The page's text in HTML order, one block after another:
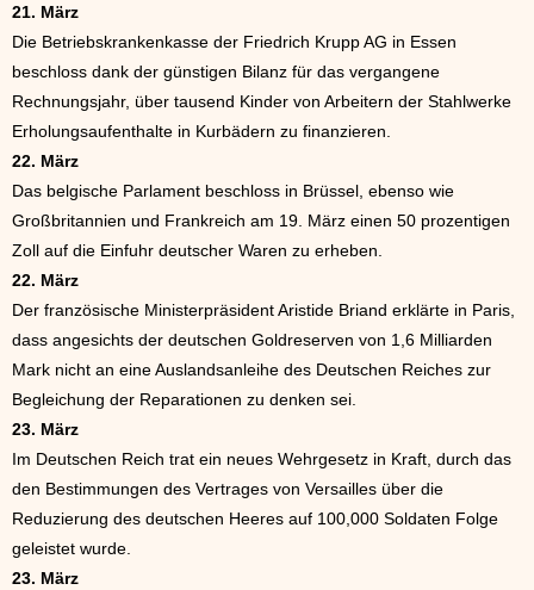
21. März
Die Betriebskrankenkasse der Friedrich Krupp AG in Essen
beschloss dank der günstigen Bilanz für das vergangene
Rechnungsjahr, über tausend Kinder von Arbeitern der Stahlwerke
Erholungsaufenthalte in Kurbädern zu finanzieren.
22. März
Das belgische Parlament beschloss in Brüssel, ebenso wie
Großbritannien und Frankreich am 19. März einen 50 prozentigen
Zoll auf die Einfuhr deutscher Waren zu erheben.
22. März
Der französische Ministerpräsident Aristide Briand erklärte in Paris,
dass angesichts der deutschen Goldreserven von 1,6 Milliarden
Mark nicht an eine Auslandsanleihe des Deutschen Reiches zur
Begleichung der Reparationen zu denken sei.
23. März
Im Deutschen Reich trat ein neues Wehrgesetz in Kraft, durch das
den Bestimmungen des Vertrages von Versailles über die
Reduzierung des deutschen Heeres auf 100,000 Soldaten Folge
geleistet wurde.
23. März